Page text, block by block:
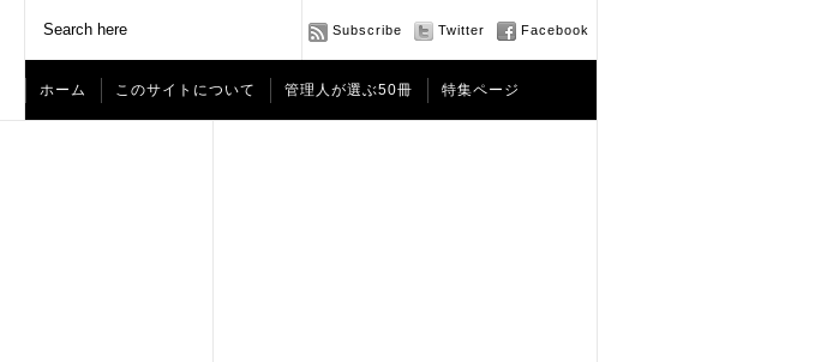
Subscribe Twitter Facebook
ホーム このサイトについて 管理人が選ぶ50冊 特集ページ